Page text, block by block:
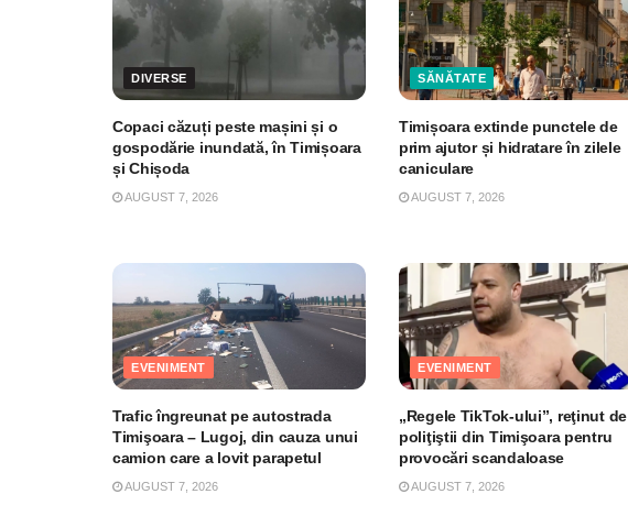
DIVERSE
Copaci căzuți peste mașini și o
gospodărie inundată, în Timișoara
și Chișoda
AUGUST 7, 2026
SĂNĂTATE
Timișoara extinde punctele de
prim ajutor și hidratare în zilele
caniculare
AUGUST 7, 2026
EVENIMENT
Trafic îngreunat pe autostrada
Timişoara – Lugoj, din cauza unui
camion care a lovit parapetul
AUGUST 7, 2026
EVENIMENT
„Regele TikTok-ului”, reţinut de
poliţiştii din Timişoara pentru
provocări scandaloase
AUGUST 7, 2026